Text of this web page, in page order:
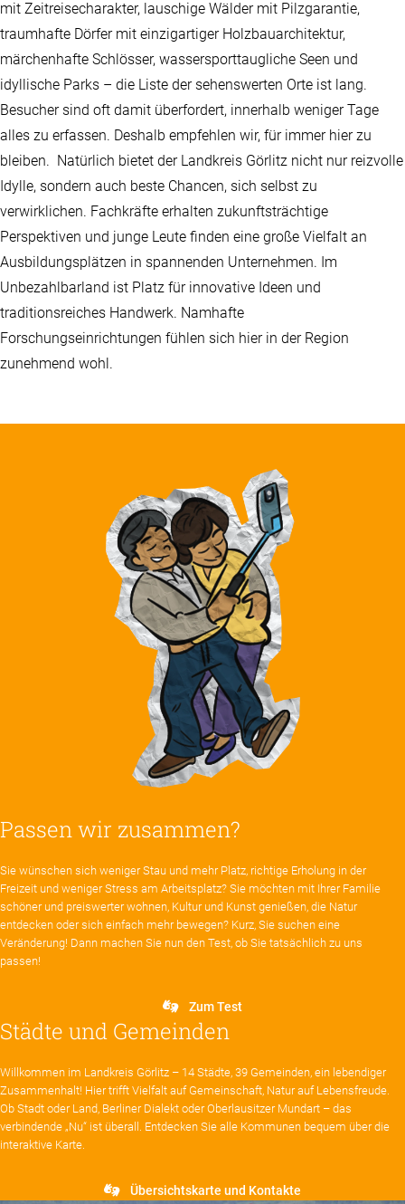
mit Zeitreisecharakter, lauschige Wälder mit Pilzgarantie,
traumhafte Dörfer mit einzigartiger Holzbauarchitektur,
märchenhafte Schlösser, wassersporttaugliche Seen und
idyllische Parks – die Liste der sehenswerten Orte ist lang.
Besucher sind oft damit überfordert, innerhalb weniger Tage
alles zu erfassen. Deshalb empfehlen wir, für immer hier zu
bleiben. Natürlich bietet der Landkreis Görlitz nicht nur reizvolle
Idylle, sondern auch beste Chancen, sich selbst zu
verwirklichen. Fachkräfte erhalten zukunftsträchtige
Perspektiven und junge Leute finden eine große Vielfalt an
Ausbildungsplätzen in spannenden Unternehmen. Im
Unbezahlbarland ist Platz für innovative Ideen und
traditionsreiches Handwerk. Namhafte
Forschungseinrichtungen fühlen sich hier in der Region
zunehmend wohl.
Passen wir zusammen?
Sie wünschen sich weniger Stau und mehr Platz, richtige Erholung in der
Freizeit und weniger Stress am Arbeitsplatz? Sie möchten mit Ihrer Familie
schöner und preiswerter wohnen, Kultur und Kunst genießen, die Natur
entdecken oder sich einfach mehr bewegen? Kurz, Sie suchen eine
Veränderung! Dann machen Sie nun den Test, ob Sie tatsächlich zu uns
passen!
Zum Test
Städte und Gemeinden
Willkommen im Landkreis Görlitz – 14 Städte, 39 Gemeinden, ein lebendiger
Zusammenhalt! Hier trifft Vielfalt auf Gemeinschaft, Natur auf Lebensfreude.
Ob Stadt oder Land, Berliner Dialekt oder Oberlausitzer Mundart – das
verbindende „Nu“ ist überall. Entdecken Sie alle Kommunen bequem über die
interaktive Karte.
Übersichtskarte und Kontakte